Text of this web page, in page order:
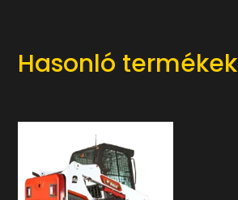
Hasonló termékek